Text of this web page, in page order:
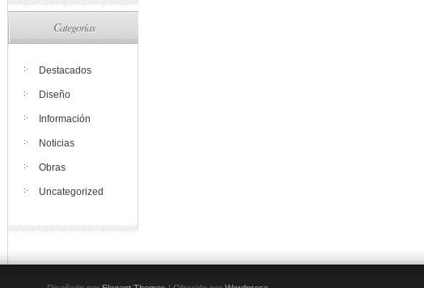
Categorías
Destacados
Diseño
Información
Noticias
Obras
Uncategorized